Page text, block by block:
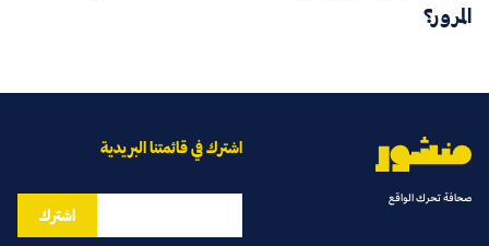
المرور؟
صحافة تحرك الواقع
اشترك في قائمتنا البريدية
اشترك